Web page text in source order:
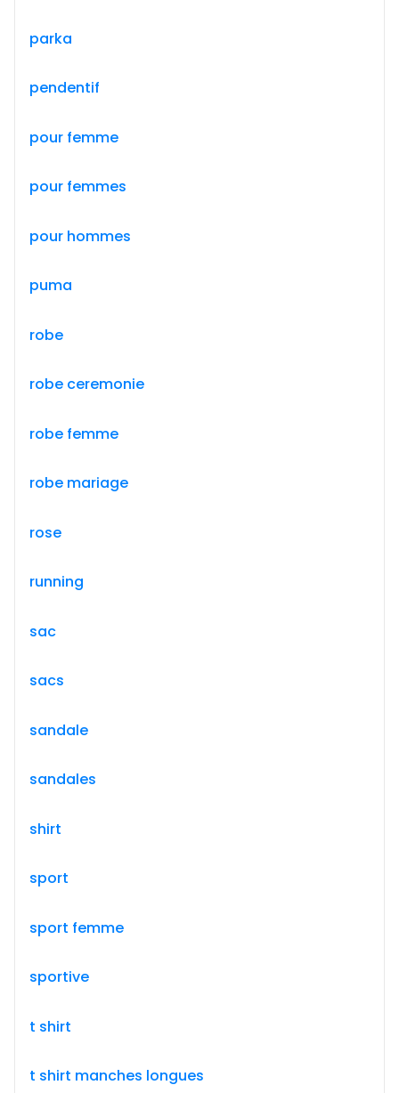
parka
pendentif
pour femme
pour femmes
pour hommes
puma
robe
robe ceremonie
robe femme
robe mariage
rose
running
sac
sacs
sandale
sandales
shirt
sport
sport femme
sportive
t shirt
t shirt manches longues